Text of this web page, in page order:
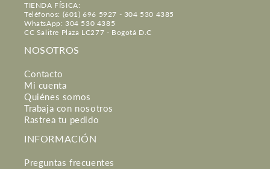
TIENDA FÍSICA:
Teléfonos: (601) 696 5927 - 304 530 4385
WhatsApp: 304 530 4385
CC Salitre Plaza LC277 - Bogotá D.C
NOSOTROS
Contacto
Mi cuenta
Quiénes somos
Trabaja con nosotros
Rastrea tu pedido
INFORMACIÓN
Preguntas frecuentes